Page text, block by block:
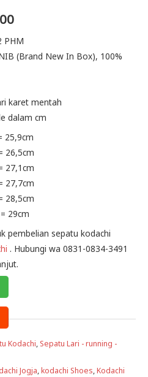
Current
price
is:
PHM
(Brand New In Box), 100%
karet mentah
dalam cm
25,9cm
26,5cm
27,1cm
27,7cm
28,5cm
29cm
pembelian sepatu kodachi
. Hubungi wa 0831-0834-3491
Kodachi, Sepatu Lari - running -
Jogja,kodachi Shoes,Kodachi